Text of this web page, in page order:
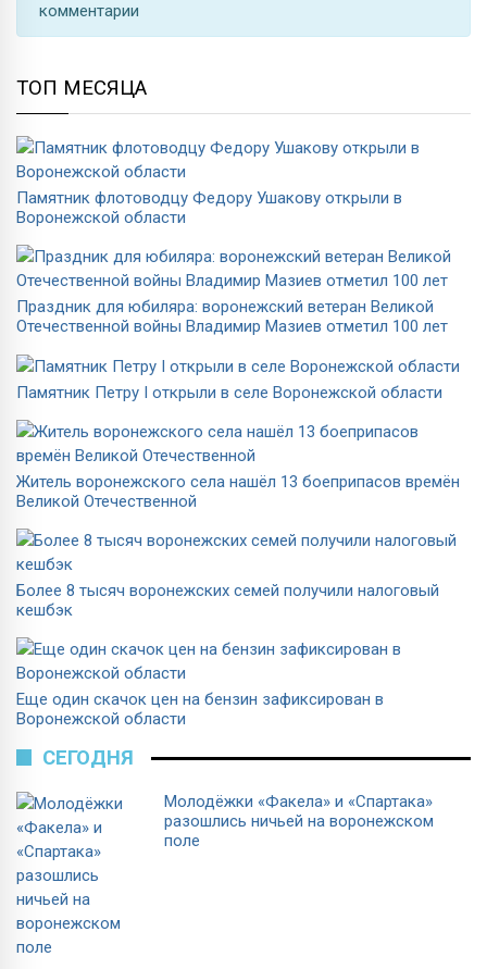
комментарии
ТОП МЕСЯЦА
Памятник флотоводцу Федору Ушакову открыли в
Воронежской области
Праздник для юбиляра: воронежский ветеран Великой
Отечественной войны Владимир Мазиев отметил 100 лет
Памятник Петру I открыли в селе Воронежской области
Житель воронежского села нашёл 13 боеприпасов времён
Великой Отечественной
Более 8 тысяч воронежских семей получили налоговый
кешбэк
Еще один скачок цен на бензин зафиксирован в
Воронежской области
СЕГОДНЯ
Молодёжки «Факела» и «Спартака»
разошлись ничьей на воронежском
поле